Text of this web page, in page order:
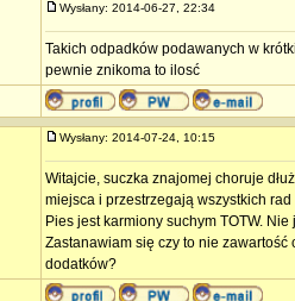
Wysłany: 2014-06-27, 22:34
Takich odpadków podawanych w
pewnie znikoma to ilosć
Wysłany: 2014-07-24, 10:15
Witajcie, suczka znajomej choruje
miejsca i przestrzegają wszystkich
Pies jest karmiony suchym TOTW.
Zastanawiam się czy to nie
dodatków?